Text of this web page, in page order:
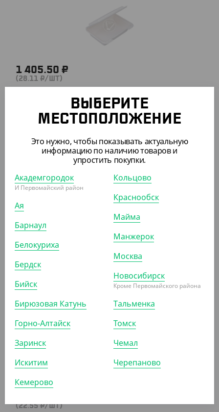
1 405.50 ₽
(28.11 ₽/ШТ)
УП (50) КОР (200)
АРТ. 42209
1 127.50 ₽
(22.55 ₽/ШТ)
Ланч-бокс с крышкой 715 мл., VerdeVita
(22.55 ₽/ШТ)
ВЫБЕРИТЕ
МЕСТОПОЛОЖЕНИЕ
Это нужно, чтобы показывать актуальную
информацию по наличию товаров и
упростить покупки.
Академгородок
И Первомайский район
Ая
Барнаул
Белокуриха
Бердск
Бийск
Бирюзовая Катунь
Горно-Алтайск
Заринск
Искитим
Кемерово
Кольцово
Краснообск
Майма
Манжерок
Москва
Новосибирск
Кроме Первомайского района
Тальменка
Томск
Чемал
Черепаново